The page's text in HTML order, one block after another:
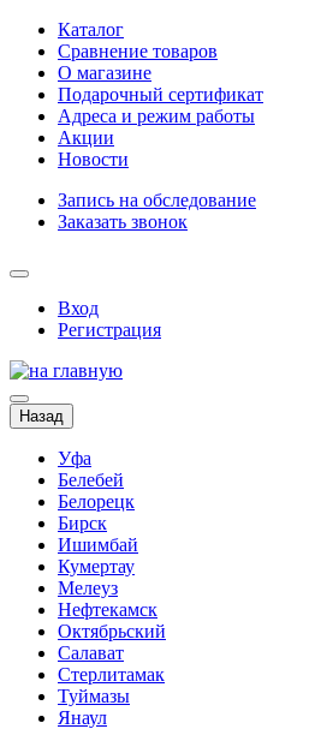
Каталог
Сравнение товаров
О магазине
Подарочный сертификат
Адреса и режим работы
Акции
Новости
Запись на обследование
Заказать звонок
Вход
Регистрация
Назад
Уфа
Белебей
Белорецк
Бирск
Ишимбай
Кумертау
Мелеуз
Нефтекамск
Октябрьский
Салават
Стерлитамак
Туймазы
Янаул